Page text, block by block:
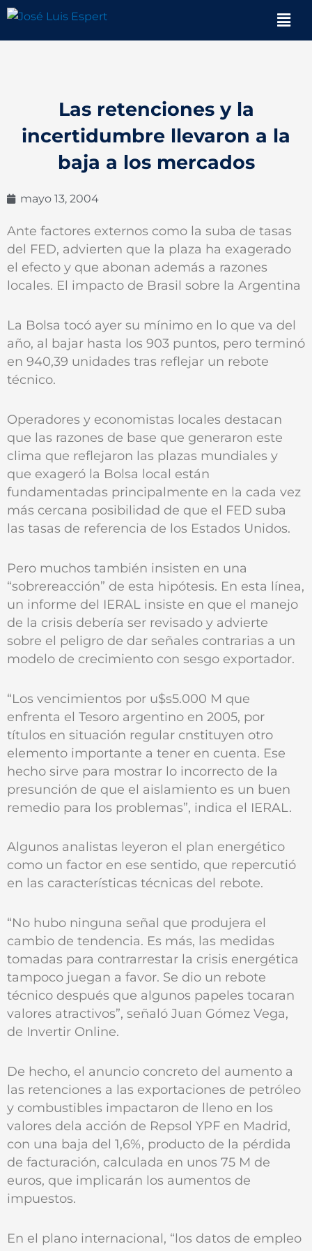
contenido
Las retenciones y la
incertidumbre llevaron a la
baja a los mercados
mayo 13, 2004
Ante factores externos como la suba de tasas
del FED, advierten que la plaza ha exagerado
el efecto y que abonan además a razones
locales. El impacto de Brasil sobre la Argentina
La Bolsa tocó ayer su mínimo en lo que va del
año, al bajar hasta los 903 puntos, pero terminó
en 940,39 unidades tras reflejar un rebote
técnico.
Operadores y economistas locales destacan
que las razones de base que generaron este
clima que reflejaron las plazas mundiales y
que exageró la Bolsa local están
fundamentadas principalmente en la cada vez
más cercana posibilidad de que el FED suba
las tasas de referencia de los Estados Unidos.
Pero muchos también insisten en una
“sobrereacción” de esta hipótesis. En esta línea,
un informe del IERAL insiste en que el manejo
de la crisis debería ser revisado y advierte
sobre el peligro de dar señales contrarias a un
modelo de crecimiento con sesgo exportador.
“Los vencimientos por u$s5.000 M que
enfrenta el Tesoro argentino en 2005, por
títulos en situación regular cnstituyen otro
elemento importante a tener en cuenta. Ese
hecho sirve para mostrar lo incorrecto de la
presunción de que el aislamiento es un buen
remedio para los problemas”, indica el IERAL.
Algunos analistas leyeron el plan energético
como un factor en ese sentido, que repercutió
en las características técnicas del rebote.
“No hubo ninguna señal que produjera el
cambio de tendencia. Es más, las medidas
tomadas para contrarrestar la crisis energética
tampoco juegan a favor. Se dio un rebote
técnico después que algunos papeles tocaran
valores atractivos”, señaló Juan Gómez Vega,
de Invertir Online.
De hecho, el anuncio concreto del aumento a
las retenciones a las exportaciones de petróleo
y combustibles impactaron de lleno en los
valores dela acción de Repsol YPF en Madrid,
con una baja del 1,6%, producto de la pérdida
de facturación, calculada en unos 75 M de
euros, que implicarán los aumentos de
impuestos.
En el plano internacional, “los datos de empleo